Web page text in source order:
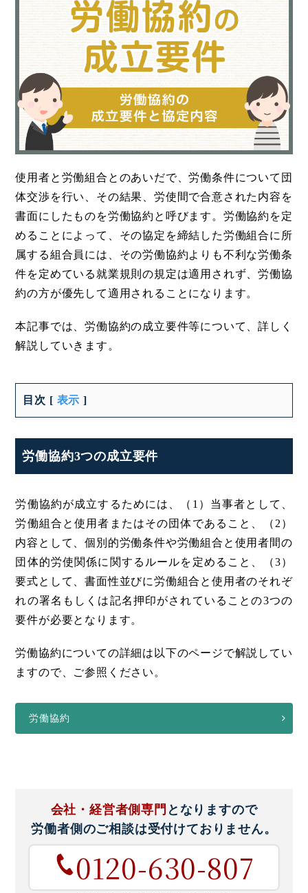
使用者と労働組合とのあいだで、労働条件について団
体交渉を行い、その結果、労使間で合意された内容を
書面にしたものを労働協約と呼びます。労働協約を定
めることによって、その協定を締結した労働組合に所
属する組合員には、その労働協約よりも不利な労働条
件を定めている就業規則の規定は適用されず、労働協
約の方が優先して適用されることになります。
本記事では、労働協約の成立要件等について、詳しく
解説していきます。
目次 [ 表示 ]
労働協約3つの成立要件
労働協約が成立するためには、（1）当事者として、
労働組合と使用者またはその団体であること、（2）
内容として、個別的労働条件や労働組合と使用者間の
団体的労使関係に関するルールを定めること、（3）
要式として、書面性並びに労働組合と使用者のそれぞ
れの署名もしくは記名押印がされていることの3つの
要件が必要となります。
労働協約についての詳細は以下のページで解説してい
ますので、ご参照ください。
労働協約
会社・経営者側専門 となりますので
労働者側のご相談は受付けておりません。
0120-630-807